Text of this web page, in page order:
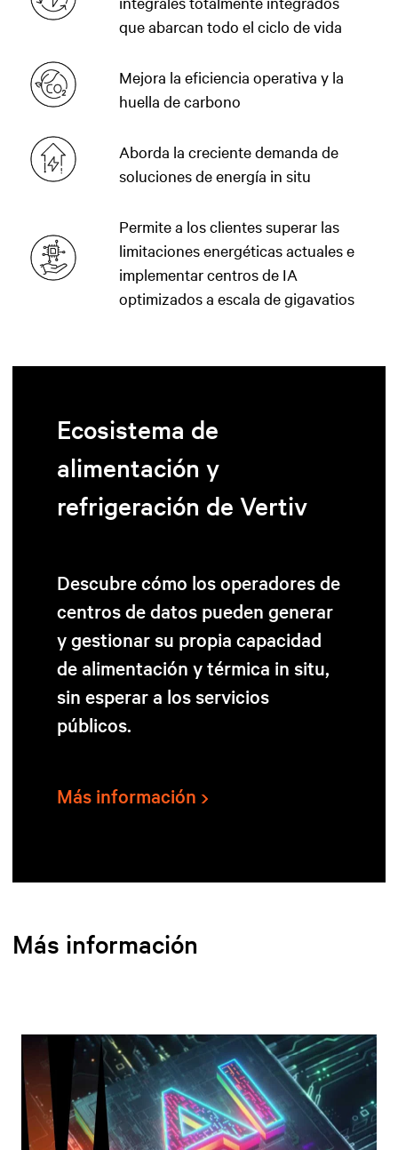
que abarcan todo el ciclo de vida
Mejora la eficiencia operativa y la
huella de carbono
Aborda la creciente demanda de
soluciones de energía in situ
Permite a los clientes superar las
limitaciones energéticas actuales e
implementar centros de IA
optimizados a escala de gigavatios
Ecosistema de
alimentación y
refrigeración de Vertiv
Descubre cómo los operadores de
centros de datos pueden generar
y gestionar su propia capacidad
de alimentación y térmica in situ,
sin esperar a los servicios
públicos.
Más información
Más información